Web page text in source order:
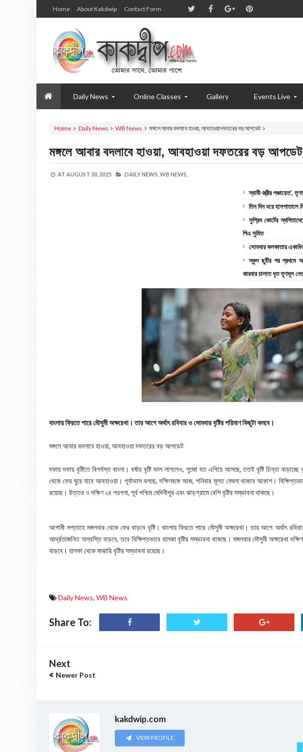
Home About Kakdwip Contact Form
Daily News Online Classes Gallery Events Live
Home Daily News WB News মঙ্গলে আবার বদলাবে হাওয়া, আবহাওয়া দফতরের বড় আপডেট
মঙ্গলে আবার বদলাবে হাওয়া, আবহাওয়া দফতরের বড় আপডেট
AT AUGUST 30, 2025 DAILY NEWS, WB NEWS,
স্বামী-স্ত্রীর পঞ্চায়েত’,
তিন দিন ধরে হাসপাতালে
সুপ্রিম কোর্টের
পিএ সুমিত
সোমবার কলকাতার
স্কুল ছুটির পর প্রথমে
কারবার চালাত ধৃত তৃণমূল
বাংলায় ফিরতে পারে মৌসুমী অক্ষরেখা। তার আগে অর্থাৎ রবিবার ও সোমবার বৃষ্টির পরিমাণ কিছুটা কমবে।
মঙ্গলে আবার বদলাবে হাওয়া, আবহাওয়া দফতরের বড় আপডেট
দফায় দফায় বৃষ্টিতে বিপর্যস্ত বাংলা। বর্ষায় বৃষ্টি ভাল লাগলেও, পুজো যত এগিয়ে আসছে, ততই বৃষ্টি চিন্তা
থেকে ফের ঘুরে যাবে আবহাওয়া। পূর্বাভাস বলছে, দক্ষিণবঙ্গে আজ, শনিবার মূলত মেঘলা থাকবে আকাশ।
রয়েছে। উত্তর ও দক্ষিণ ২৪ পরগনা, পূর্ব পশ্চিম মেদিনীপুর এবং ঝাড়গ্রামে বেশি বৃষ্টির সম্ভাবনা থাকছে।
আগামী সপ্তাহে মঙ্গলবার থেকে ফের বাড়বে বৃষ্টি। বাংলায় ফিরতে পারে মৌসুমী অক্ষরেখা। তার আগে অর্থাৎ
আর্দ্রতাজনিত অস্বস্তি বাড়বে, তবে বিক্ষিপ্তভাবে হালকা বৃষ্টির সম্ভাবনা থাকছে। মঙ্গলবার মৌসুমী অক্ষরেখা
বাড়বে। হালকা থেকে মাঝারি বৃষ্টির সম্ভাবনা রয়েছে।
Daily News, WB News
Share To:
Next
Newer Post
kakdwip.com
VIEW PROFILE